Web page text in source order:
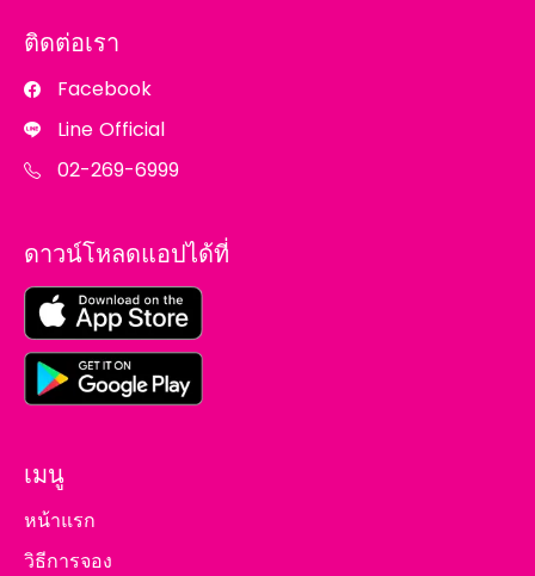
ติดต่อเรา
Facebook
Line Official
02-269-6999
ดาวน์โหลดแอปได้ที่
เมนู
หน้าแรก
วิธีการจอง